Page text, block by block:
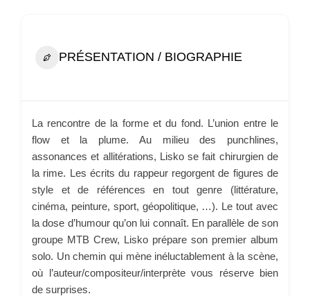
PRÉSENTATION / BIOGRAPHIE
La rencontre de la forme et du fond. L’union entre le
flow et la plume. Au milieu des punchlines,
assonances et allitérations, Lisko se fait chirurgien de
la rime. Les écrits du rappeur regorgent de figures de
style et de références en tout genre (littérature,
cinéma, peinture, sport, géopolitique, …). Le tout avec
la dose d’humour qu’on lui connaît. En parallèle de son
groupe MTB Crew, Lisko prépare son premier album
solo. Un chemin qui mène inéluctablement à la scène,
où l’auteur/compositeur/interprète vous réserve bien
de surprises.